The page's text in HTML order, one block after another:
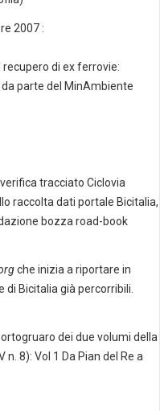
2007 :
di ex ferrovie:
parte del MinAmbiente
tracciato Ciclovia
raccolta dati portale Bicitalia,
bozza road-book
che inizia a riportare in
Bicitalia già percorribili.
dei due volumi della
n. 8): Vol 1 Da Pian del Re a